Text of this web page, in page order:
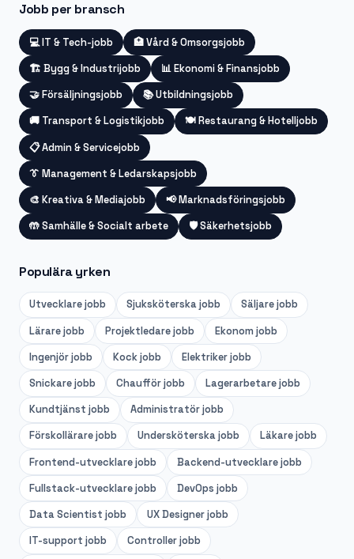
Jobb per bransch
💻IT & Tech-jobb 🏥Vård & Omsorgsjobb
🏗️ Bygg & Industrijobb 📊Ekonomi & Finansjobb
🤝Försäljningsjobb 📚Utbildningsjobb
🚚 Transport & Logistikjobb 🍽️Restaurang & Hotelljobb
📋Admin & Servicejobb
👔 Management & Ledarskapsjobb
🎨 Kreativa & Mediajobb 📢Marknadsföringsjobb
🤲Samhälle & Socialt arbete 🛡️Säkerhetsjobb
Populära yrken
Utvecklarejobb Sjuksköterskajobb Säljarejobb
Lärarejobb Projektledarejobb Ekonom jobb
Ingenjörjobb Kockjobb Elektrikerjobb
Snickarejobb Chaufförjobb Lagerarbetarejobb
Kundtjänst jobb Administratörjobb
Förskollärarejobb Undersköterskajobb Läkarejobb
Frontend-utvecklarejobb Backend-utvecklarejobb
Fullstack-utvecklarejobb DevOps jobb
Data Scientist jobb UX Designerjobb
IT-support jobb Controllerjobb